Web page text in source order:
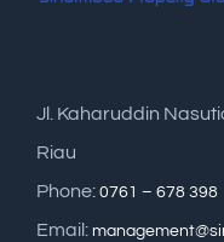
Jl. Kaharuddin
Riau
Phone: 0761 – 678 398
Email: